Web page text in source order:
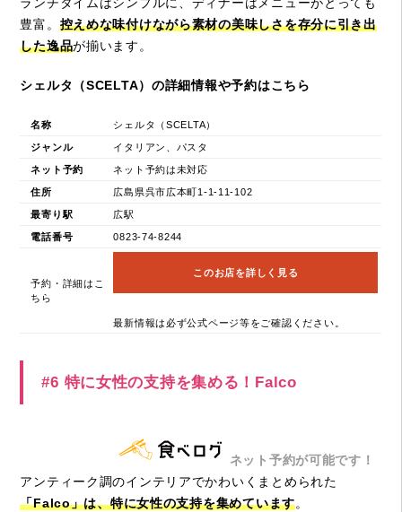
豊富。 控えめな味付けながら素材の美味しさを存分に引き出
した逸品が揃います。
シェルタ（SCELTA）の詳細情報や予約はこちら
名称 シェルタ（SCELTA）
ジャンル イタリアン、パスタ
ネット予約 ネット予約は未対応
住所 広島県呉市広本町1-1-11-102
最寄り駅 広駅
電話番号 0823-74-8244
予約・詳細はこ
ちら
このお店を詳しく見る
最新情報は必ず公式ページ等をご確認ください。
#6 特に女性の支持を集める！Falco
ネット予約が可能です！
アンティーク調のインテリアでかわいくまとめられた
「Falco」は、特に女性の支持を集めています。